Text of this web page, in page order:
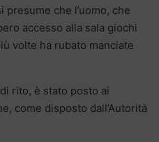
presume che l’uomo, che
accesso alla sala giochi
volte ha rubato manciate
rito, è stato posto ai
come disposto dall’Autorità